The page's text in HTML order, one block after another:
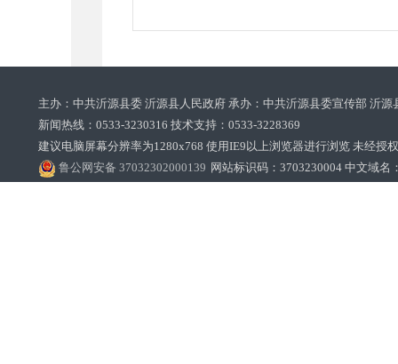
主办：中共沂源县委 沂源县人民政府 承办：中共沂源县委宣传部 沂
新闻热线：0533-3230316 技术支持：0533-3228369‌‌
建议电脑屏幕分辨率为1280x768 使用IE9以上浏览器进行浏览 未经授
鲁公网安备 37032302000139 网站标识码：3703230004 中文域名